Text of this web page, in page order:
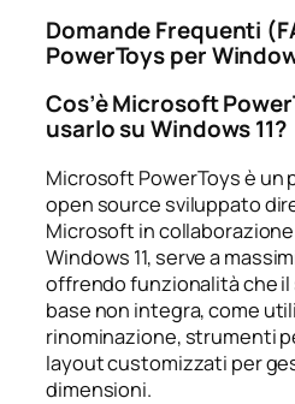
Domande Frequenti
PowerToys per
Cos’è Microsoft
usarlo su Windows 11?
Microsoft PowerToys è
open source sviluppato
Microsoft in
Windows 11, serve a
offrendo funzionalità che
base non integra, come
rinominazione, strumenti
layout customizzati per
dimensioni.